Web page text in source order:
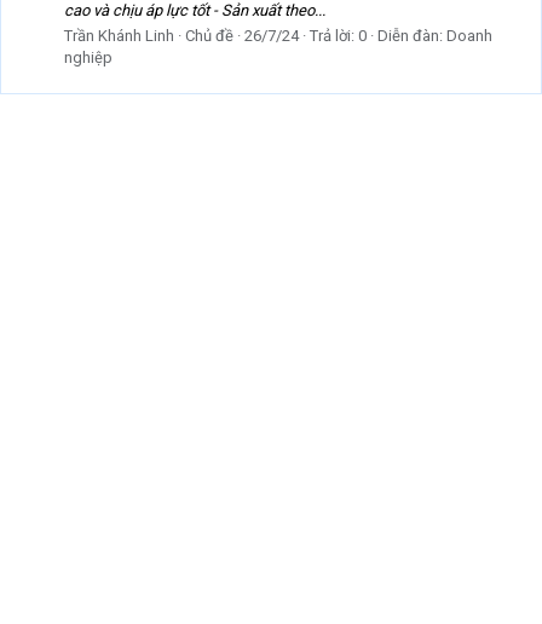
cao và chịu áp lực tốt - Sản xuất theo...
Trần Khánh Linh
Chủ đề 26/7/24 Trả lời: 0 Diễn đàn: Doanh
nghiệp